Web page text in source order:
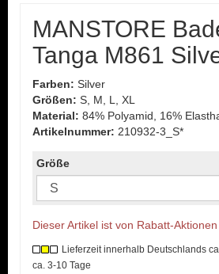
MANSTORE
Tanga M861
Farben: Silver
Größen: S, M, L, XL
Material: 84% Polyamid, 16%
Artikelnummer: 210932-3_S*
Größe
Dieser Artikel ist von Rabatt-
Lieferzeit innerhalb Deutschlands
ca. 3-10 Tage